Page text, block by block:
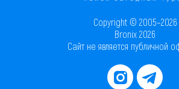
Copyright © 2005–2026
Bronix 2026
Сайт не является публичной